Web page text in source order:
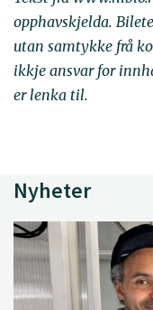
opphavskjelda.
utan samtykke frå
ikkje ansvar for
er lenka til.
Nyheter